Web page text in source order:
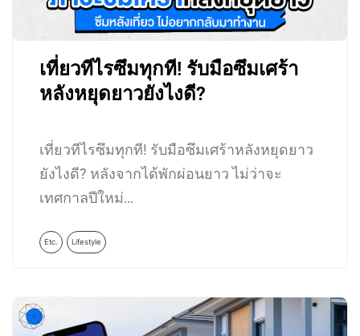
เที่ยวทีไรซึมทุกที! รับมือซึมเศร้า
หลังหยุดยาวยังไงดี?
เที่ยวทีไรซึมทุกที! รับมือซึมเศร้าหลังหยุดยาว
ยังไงดี? หลังจากได้พักผ่อนยาว ไม่ว่าจะ
เทศกาลปีใหม่…
Etc. Lifestyle